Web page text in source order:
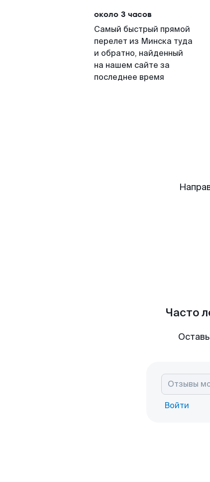
около 3 часов
Самый быстрый прямой
перелет из Минска туда
и обратно, найденный
на нашем сайте за
последнее время
Часто
Войти